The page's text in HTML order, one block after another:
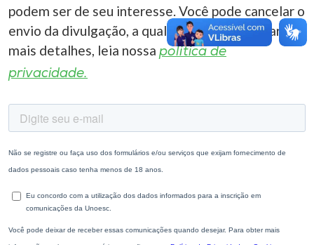
podem ser de seu interesse. Você pode cancelar o
envio da divulgação, a qualquer momento. Para
mais detalhes, leia nossa política de
privacidade.